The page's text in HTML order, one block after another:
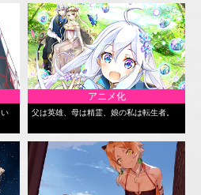
アニメ化
父は英雄、母は精霊、娘の私は転生者。